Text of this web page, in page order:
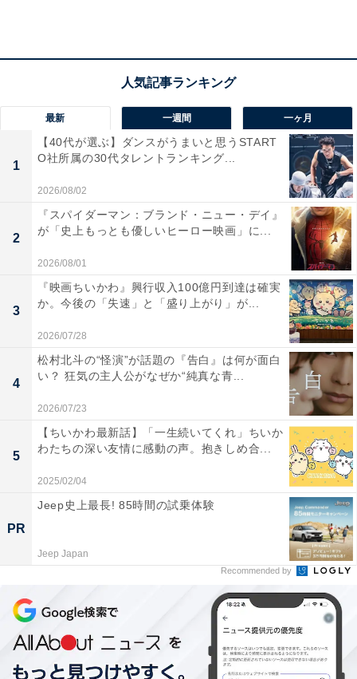
けたことで、グルメサイト側から示談を提示させること
に成功します。亡き妻が信彦の身体を案じて提案した
れ家”でしたが、信彦は洋の意見も取り入れ、1日3組限定
で新規客を受け入れることに。他人に手を差し伸べる裏
で苦労した母を思い返して父・綿郎（さだまさし）と喧
嘩していた石子も、綿郎と和解します。
羽男が自宅へ帰るとそこには裁判官の父・泰助（イッセ
ー尾形）の姿が。「今の事務所は佳男にはふさわしくな
い」と言い、自分のツテで職場を用意すると言ってきま
す。有無を言わさぬ父を前に、言い返そうにも物怖じし
てしまう羽男。同じ頃、転職して順調に歩んでいたかに
見えた大庭（赤楚衛二）は、昨夜起きた放火事件につい
て警察への同行を求められ――。
最新 一週間 一ヶ月
1
【40代が選ぶ】ダンスがうまいと思うSTART
O社所属の30代タレントランキング...
2026/08/02
2
『スパイダーマン：ブランド・ニュー・デイ』
が「史上もっとも優しいヒーロー映画」に...
2026/08/01
3
『映画ちいかわ』興行収入100億円到達は確実
か。今後の「失速」と「盛り上がり」が...
2026/07/28
4
松村北斗の“怪演”が話題の『告白』は何が面白
い？ 狂気の主人公がなぜか“純真な青...
2026/07/23
5
【ちいかわ最新話】「一生続いてくれ」ちいか
わたちの深い友情に感動の声。抱きしめ合...
2025/02/04
PR
Jeep史上最長! 85時間の試乗体験
Jeep Japan
Recommended by